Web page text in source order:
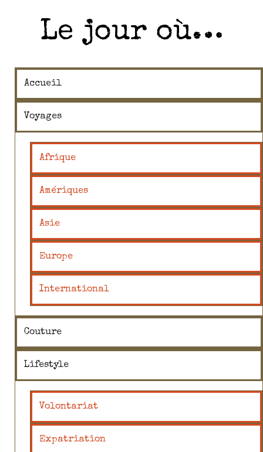
Le jour où…
Accueil
Voyages
Afrique
Amériques
Asie
Europe
International
Couture
Lifestyle
Volontariat
Expatriation